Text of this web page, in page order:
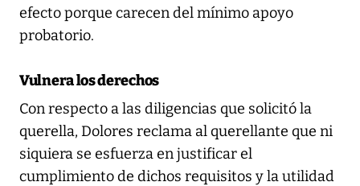
efecto porque carecen del mínimo apoyo
probatorio.
Vulnera los derechos
Con respecto a las diligencias que solicitó la
querella, Dolores reclama al querellante que ni
siquiera se esfuerza en justificar el
cumplimiento de dichos requisitos y la utilidad